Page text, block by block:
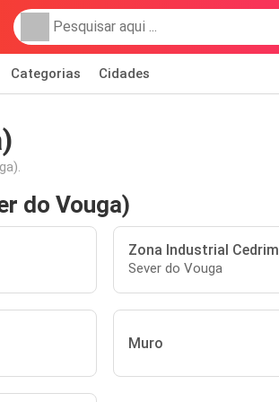
Categorias Cidades
do Vouga)
Zona Industrial Cedrim
Sever do Vouga
Muro